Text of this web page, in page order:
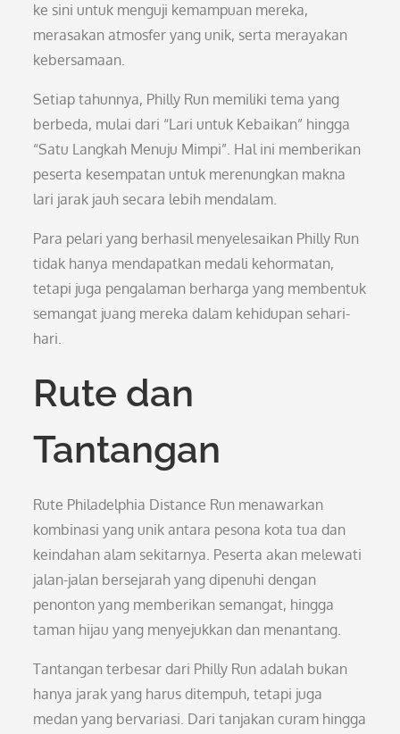
ke sini untuk menguji kemampuan mereka,
merasakan atmosfer yang unik, serta merayakan
kebersamaan.
Setiap tahunnya, Philly Run memiliki tema yang
berbeda, mulai dari “Lari untuk Kebaikan” hingga
“Satu Langkah Menuju Mimpi”. Hal ini memberikan
peserta kesempatan untuk merenungkan makna
lari jarak jauh secara lebih mendalam.
Para pelari yang berhasil menyelesaikan Philly Run
tidak hanya mendapatkan medali kehormatan,
tetapi juga pengalaman berharga yang membentuk
semangat juang mereka dalam kehidupan sehari-
hari.
Rute dan
Tantangan
Rute Philadelphia Distance Run menawarkan
kombinasi yang unik antara pesona kota tua dan
keindahan alam sekitarnya. Peserta akan melewati
jalan-jalan bersejarah yang dipenuhi dengan
penonton yang memberikan semangat, hingga
taman hijau yang menyejukkan dan menantang.
Tantangan terbesar dari Philly Run adalah bukan
hanya jarak yang harus ditempuh, tetapi juga
medan yang bervariasi. Dari tanjakan curam hingga